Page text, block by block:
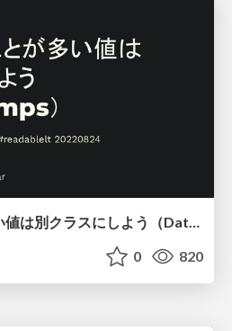
一緒に使うことが多い値は別クラスにしよう（Data Clumps）/data_clumps_is_useful
0 820